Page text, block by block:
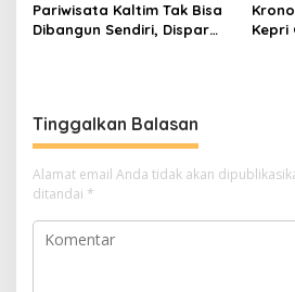
Pariwisata Kaltim Tak Bisa
Dibangun Sendiri, Dispar
Kepri
Tinggalkan Balasan
Alamat email Anda tidak akan
ditandai *